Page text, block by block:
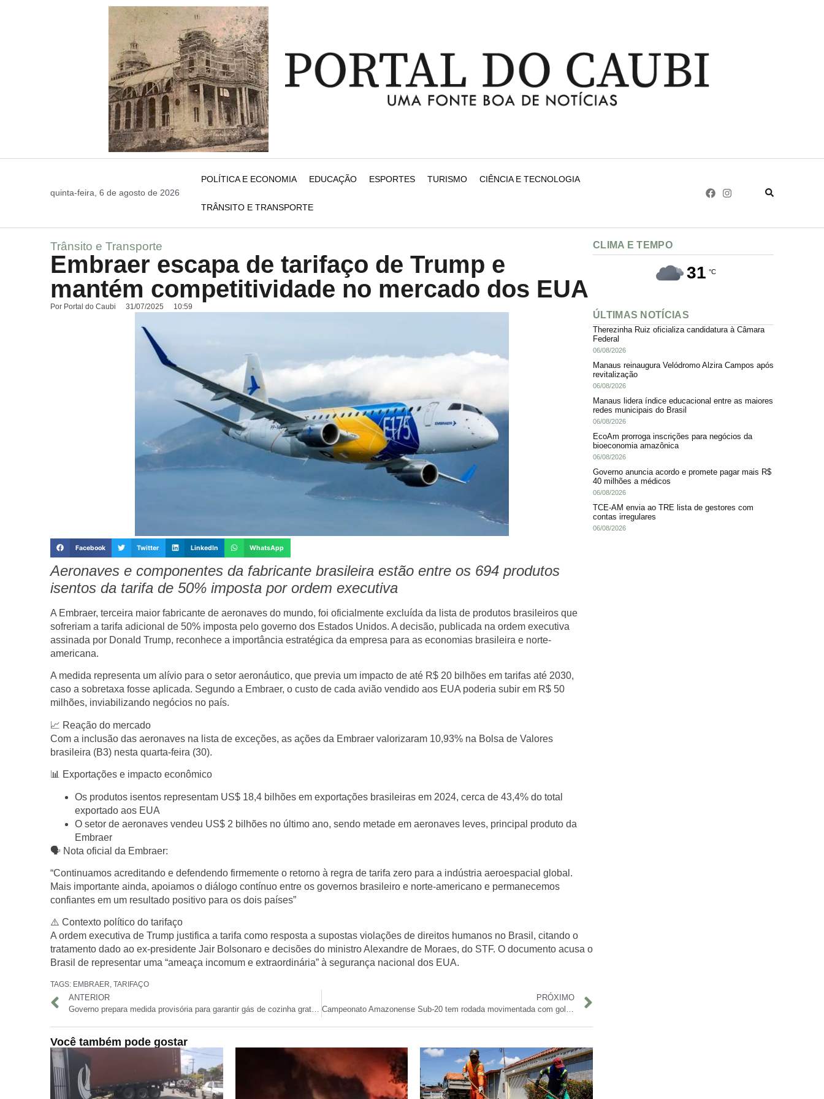
quinta-feira, 6 de agosto de 2026
POLÍTICA E ECONOMIA EDUCAÇÃO ESPORTES TURISMO CIÊNCIA E TECNOLOGIA
TRÂNSITO E TRANSPORTE
Trânsito e Transporte
Embraer escapa de tarifaço de Trump e
mantém competitividade no mercado dos EUA
Por Portal do Caubi 31/07/2025 10:59
Facebook Twitter LinkedIn WhatsApp
Aeronaves e componentes da fabricante brasileira estão entre os 694 produtos
isentos da tarifa de 50% imposta por ordem executiva
A Embraer, terceira maior fabricante de aeronaves do mundo, foi oficialmente excluída da lista de produtos brasileiros que
sofreriam a tarifa adicional de 50% imposta pelo governo dos Estados Unidos. A decisão, publicada na ordem executiva
assinada por Donald Trump, reconhece a importância estratégica da empresa para as economias brasileira e norte-
americana.
A medida representa um alívio para o setor aeronáutico, que previa um impacto de até R$ 20 bilhões em tarifas até 2030,
caso a sobretaxa fosse aplicada. Segundo a Embraer, o custo de cada avião vendido aos EUA poderia subir em R$ 50
milhões, inviabilizando negócios no país.
📈 Reação do mercado
Com a inclusão das aeronaves na lista de exceções, as ações da Embraer valorizaram 10,93% na Bolsa de Valores
brasileira (B3) nesta quarta-feira (30).
📊 Exportações e impacto econômico
Os produtos isentos representam US$ 18,4 bilhões em exportações brasileiras em 2024, cerca de 43,4% do total
exportado aos EUA
O setor de aeronaves vendeu US$ 2 bilhões no último ano, sendo metade em aeronaves leves, principal produto da
Embraer
🗣️ Nota oficial da Embraer:
“Continuamos acreditando e defendendo firmemente o retorno à regra de tarifa zero para a indústria aeroespacial global.
Mais importante ainda, apoiamos o diálogo contínuo entre os governos brasileiro e norte-americano e permanecemos
confiantes em um resultado positivo para os dois países”
⚠️ Contexto político do tarifaço
A ordem executiva de Trump justifica a tarifa como resposta a supostas violações de direitos humanos no Brasil, citando o
tratamento dado ao ex-presidente Jair Bolsonaro e decisões do ministro Alexandre de Moraes, do STF. O documento acusa o
Brasil de representar uma “ameaça incomum e extraordinária” à segurança nacional dos EUA.
TAGS: EMBRAER, TARIFAÇO
ANTERIOR
Governo prepara medida provisória para garantir gás de cozinha gratuito a 17 milhões de famílias
PRÓXIMO
Campeonato Amazonense Sub-20 tem rodada movimentada com goleadas e estreias de vitória
Você também pode gostar
CLIMA E TEMPO
31 °C
ÚLTIMAS NOTÍCIAS
Therezinha Ruiz oficializa candidatura à Câmara
Federal
06/08/2026
Manaus reinaugura Velódromo Alzira Campos após
revitalização
06/08/2026
Manaus lidera índice educacional entre as maiores
redes municipais do Brasil
06/08/2026
EcoAm prorroga inscrições para negócios da
bioeconomia amazônica
06/08/2026
Governo anuncia acordo e promete pagar mais R$
40 milhões a médicos
06/08/2026
TCE-AM envia ao TRE lista de gestores com
contas irregulares
06/08/2026